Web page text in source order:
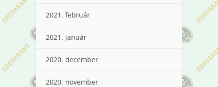
2021. február
2021. január
2020. december
2020. november